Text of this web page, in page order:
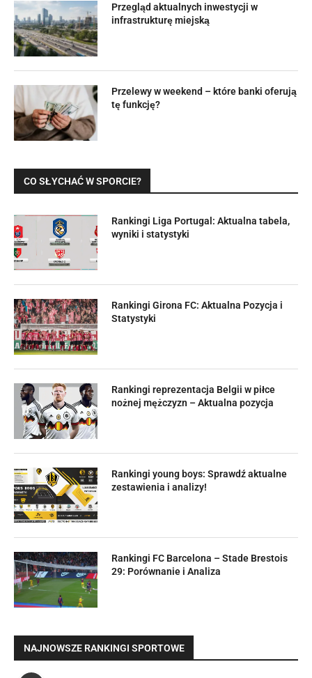
Przegląd aktualnych inwestycji w
infrastrukturę miejską
Przelewy w weekend – które banki oferują
tę funkcję?
CO SŁYCHAĆ W SPORCIE?
Rankingi Liga Portugal: Aktualna tabela,
wyniki i statystyki
Rankingi Girona FC: Aktualna Pozycja i
Statystyki
Rankingi reprezentacja Belgii w piłce
nożnej mężczyzn – Aktualna pozycja
Rankingi young boys: Sprawdź aktualne
zestawienia i analizy!
Rankingi FC Barcelona – Stade Brestois
29: Porównanie i Analiza
NAJNOWSZE RANKINGI SPORTOWE